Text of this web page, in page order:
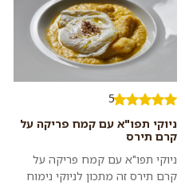
5
ניוקי תפו"א עם קמח פריקה על
קרם תירס
ניוקי תפו"א עם קמח פריקה על
קרם תירס זה מתכון לניוקי נימוח